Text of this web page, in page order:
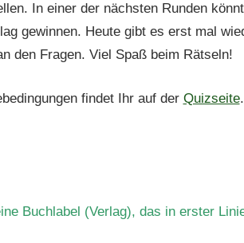
In einer der nächsten Runden
gewinnen. Heute gibt es erst mal
den Fragen. Viel Spaß beim Rätseln!
findet Ihr auf der Quizseite
Buchlabel (Verlag), das in erster